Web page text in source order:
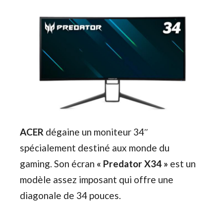
ACER dégaine un moniteur 34″
spécialement destiné aux monde du
gaming. Son écran « Predator X34 » est un
modèle assez imposant qui offre une
diagonale de 34 pouces.